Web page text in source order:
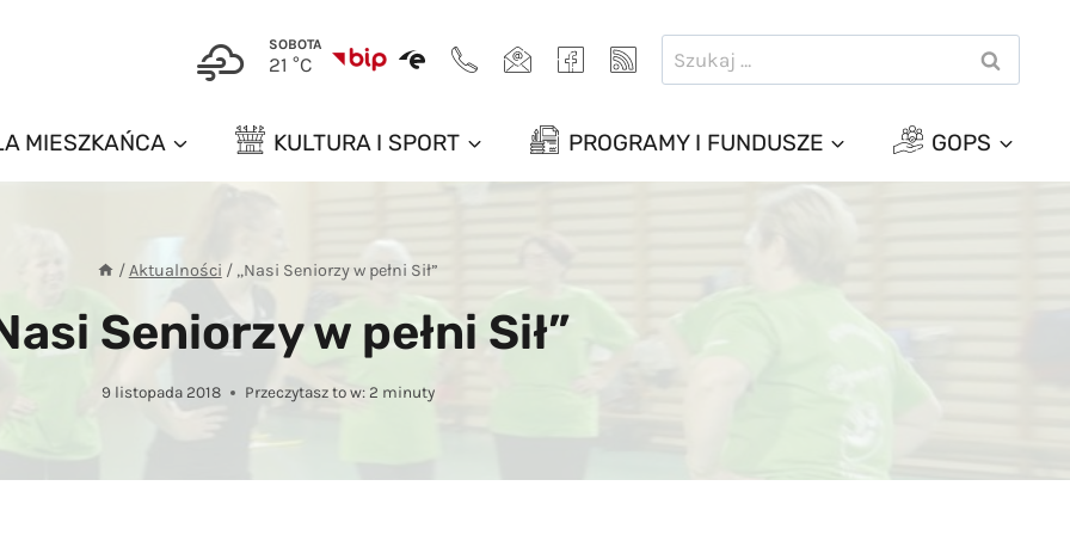
SOBOTA
21 °C
Szukaj:
MIESZKAŃCA KULTURA I SPORT PROGRAMY I FUNDUSZE GOPS
/Aktualności / „Nasi Seniorzy w pełni Sił”
Seniorzy w pełni Sił”
9 listopada 2018 Przeczytasz to w:2 minuty